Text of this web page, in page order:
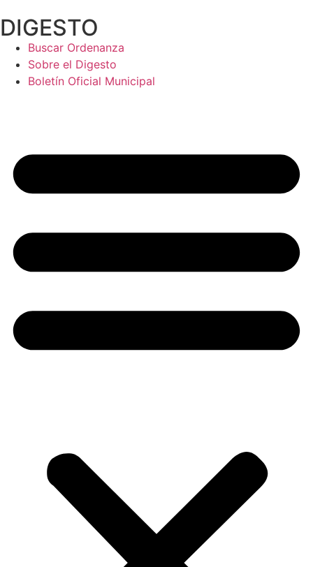
al
contenido
DIGESTO
Buscar Ordenanza
Sobre el Digesto
Boletín Oficial Municipal